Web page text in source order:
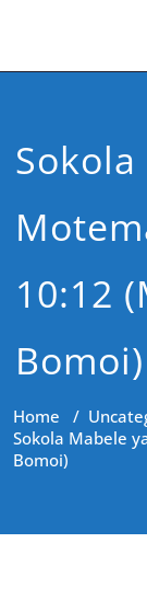
10:12
Bomoi)
Home /
Sokola Mabele
Bomoi)